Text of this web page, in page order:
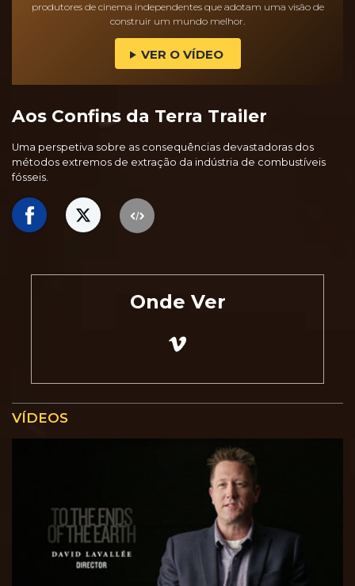
produtores de cinema independentes que adotam uma visão de
construir um mundo melhor.
VER O VÍDEO
Aos Confins da Terra Trailer
Uma perspetiva sobre as consequências devastadoras dos
métodos extremos de extração da indústria de combustíveis
fósseis.
Onde Ver
VÍDEOS